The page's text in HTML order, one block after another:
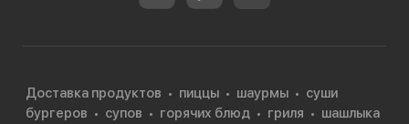
Доставка продуктов пиццы шаурмы
суши
бургеров
супов горячих блюд гриля
шашлыка